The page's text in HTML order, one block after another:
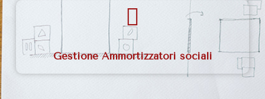
Gestione Ammortizzatori sociali